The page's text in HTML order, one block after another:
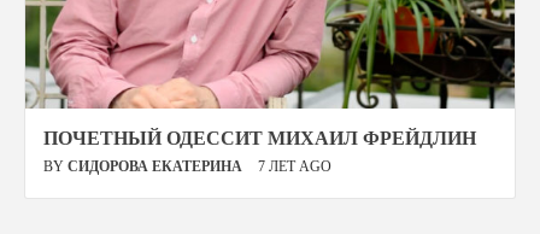
ПОЧЕТНЫЙ ОДЕССИТ МИХАИЛ ФРЕЙДЛИН
BY СИДОРОВА ЕКАТЕРИНА 7 ЛЕТ AGO